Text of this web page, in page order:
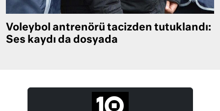
Voleybol antrenörü tacizden tutuklandı:
Ses kaydı da dosyada